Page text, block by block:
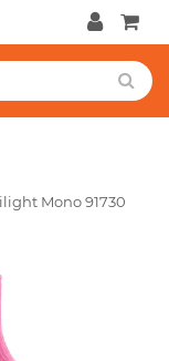
Mono 91730